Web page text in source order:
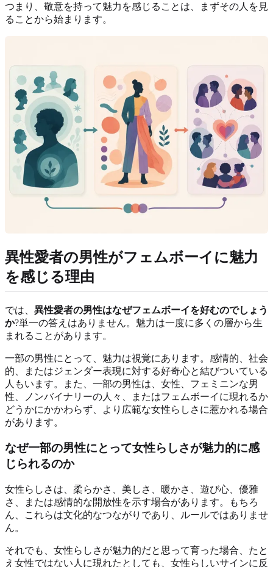
つまり、敬意を持って魅力を感じることは、まずその人を見
ることから始まります。
異性愛者の男性がフェムボーイに魅力
を感じる理由
では、 異性愛者の男性はなぜフェムボーイを好むのでしょう
か?単一の答えはありません。魅力は一度に多くの層から生
まれることがあります。
一部の男性にとって、魅力は視覚にあります。感情的、社会
的、またはジェンダー表現に対する好奇心と結びついている
人もいます。また、一部の男性は、女性、フェミニンな男
性、ノンバイナリーの人々、またはフェムボーイに現れるか
どうかにかかわらず、より広範な女性らしさに惹かれる場合
があります。
なぜ一部の男性にとって女性らしさが魅力的に感
じられるのか
女性らしさは、柔らかさ、美しさ、暖かさ、遊び心、優雅
さ、または感情的な開放性を示す場合があります。もちろ
ん、これらは文化的なつながりであり、ルールではありませ
ん。
それでも、女性らしさが魅力的だと思って育った場合、たと
え女性ではない人に現れたとしても、女性らしいサインに反